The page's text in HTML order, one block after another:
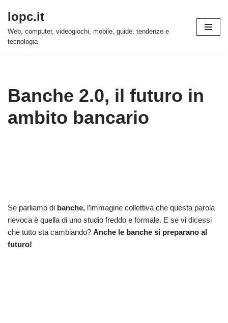
Vai
al
Iopc.it
Web, computer, videogiochi, mobile, guide, tendenze e
tecnologia
Banche 2.0, il futuro in
ambito bancario
Se parliamo di banche, l’immagine collettiva che questa parola
rievoca è quella di uno studio freddo e formale. E se vi dicessi
che tutto sta cambiando? Anche le banche si preparano al
futuro!